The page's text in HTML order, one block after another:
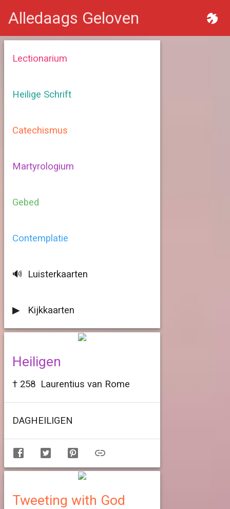
Alledaags Geloven
Lectionarium
Heilige Schrift
Catechismus
Martyrologium
Gebed
Contemplatie
🔊 Luisterkaarten
▶ Kijkkaarten
Heiligen
† 258 Laurentius van Rome
DAGHEILIGEN
Tweeting with God